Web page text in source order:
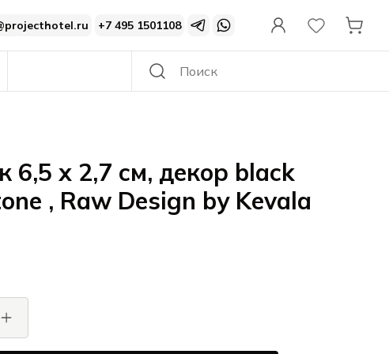
+7 495 1501108
6,5 x 2,7 см, декор black
, Raw Design by Kevala